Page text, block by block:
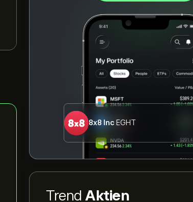
8x8 Inc EGHT
Trend Aktien